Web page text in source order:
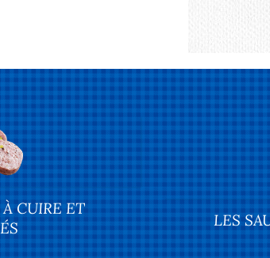
CUIRE ET
LES